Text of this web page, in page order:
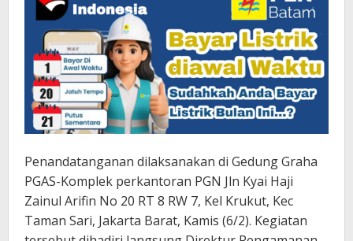
Penandatanganan dilaksanakan di Gedung Graha
PGAS-Komplek perkantoran PGN Jln Kyai Haji
Zainul Arifin No 20 RT 8 RW 7, Kel Krukut, Kec
Taman Sari, Jakarta Barat, Kamis (6/2). Kegiatan